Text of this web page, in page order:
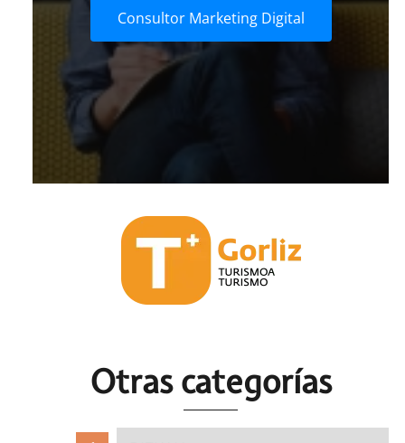
Consultor Marketing Digital
Otras categorías